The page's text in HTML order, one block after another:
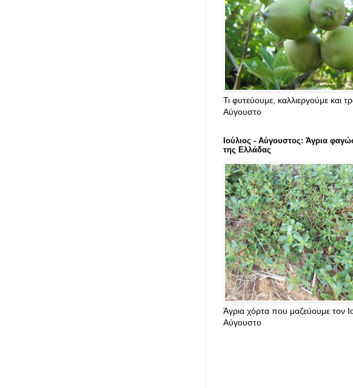
Τι φυτεύουμε, καλλιεργούμε και
Αύγουστο
Ιούλιος - Αύγουστος: Άγρια
της Ελλάδας
Άγρια χόρτα που μαζεύουμε τον
Αύγουστο